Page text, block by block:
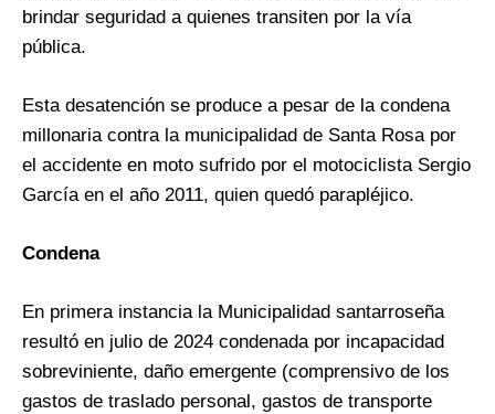
brindar seguridad a quienes transiten por la vía
pública.
Esta desatención se produce a pesar de la condena
millonaria contra la municipalidad de Santa Rosa por
el accidente en moto sufrido por el motociclista Sergio
García en el año 2011, quien quedó parapléjico.
Condena
En primera instancia la Municipalidad santarroseña
resultó en julio de 2024 condenada por incapacidad
sobreviniente, daño emergente (comprensivo de los
gastos de traslado personal, gastos de transporte